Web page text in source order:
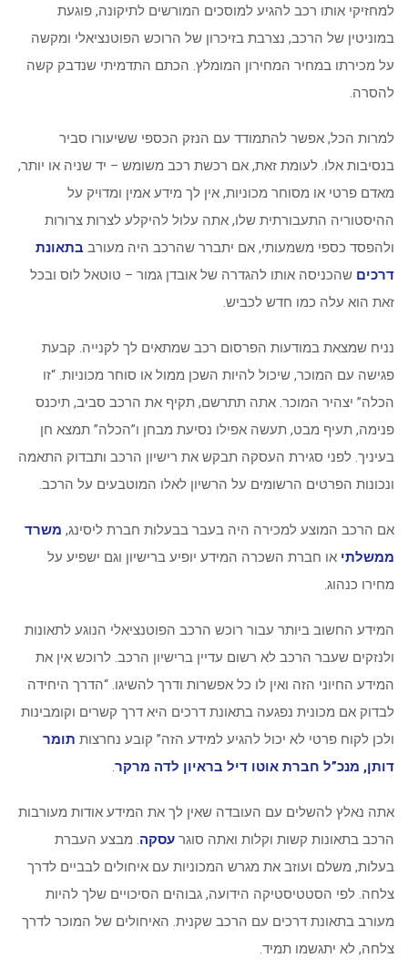
למחזיקי אותו רכב להגיע למוסכים המורשים לתיקונה, פוגעת
במוניטין של הרכב, נצרבת בזיכרון של הרוכש הפוטנציאלי ומקשה
על מכירתו במחיר המחירון המומלץ. הכתם התדמיתי שנדבק קשה
להסרה.
למרות הכל, אפשר להתמודד עם הנזק הכספי ששיעורו סביר
בנסיבות אלו. לעומת זאת, אם רכשת רכב משומש – יד שניה או יותר,
מאדם פרטי או מסוחר מכוניות, אין לך מידע אמין ומדויק על
ההיסטוריה התעבורתית שלו, אתה עלול להיקלע לצרות צרורות
ולהפסד כספי משמעותי, אם יתברר שהרכב היה מעורב בתאונת
דרכים שהכניסה אותו להגדרה של אובדן גמור – טוטאל לוס ובכל
זאת הוא עלה כמו חדש לכביש.
נניח שמצאת במודעות הפרסום רכב שמתאים לך לקנייה. קבעת
פגישה עם המוכר, שיכול להיות השכן ממול או סוחר מכוניות. “זו
הכלה” יצהיר המוכר. אתה תתרשם, תקיף את הרכב סביב, תיכנס
פנימה, תעיף מבט, תעשה אפילו נסיעת מבחן ו”הכלה” תמצא חן
בעיניך. לפני סגירת העסקה תבקש את רישיון הרכב ותבדוק התאמה
ונכונות הפרטים הרשומים על הרשיון לאלו המוטבעים על הרכב.
אם הרכב המוצע למכירה היה בעבר בבעלות חברת ליסינג, משרד
ממשלתי או חברת השכרה המידע יופיע ברישיון וגם ישפיע על
מחירו כנהוג.
המידע החשוב ביותר עבור רוכש הרכב הפוטנציאלי הנוגע לתאונות
ולנזקים שעבר הרכב לא רשום עדיין ברישיון הרכב. לרוכש אין את
המידע החיוני הזה ואין לו כל אפשרות ודרך להשיגו. “הדרך היחידה
לבדוק אם מכונית נפגעה בתאונת דרכים היא דרך קשרים וקומבינות
ולכן לקוח פרטי לא יכול להגיע למידע הזה” קובע נחרצות תומר
דותן, מנכ”ל חברת אוטו דיל בראיון לדה מרקר.
אתה נאלץ להשלים עם העובדה שאין לך את המידע אודות מעורבות
הרכב בתאונות קשות וקלות ואתה סוגר עסקה. מבצע העברת
בעלות, משלם ועוזב את מגרש המכוניות עם איחולים לבביים לדרך
צלחה. לפי הסטטיסטיקה הידועה, גבוהים הסיכויים שלך להיות
מעורב בתאונת דרכים עם הרכב שקנית. האיחולים של המוכר לדרך
צלחה, לא יתגשמו תמיד.